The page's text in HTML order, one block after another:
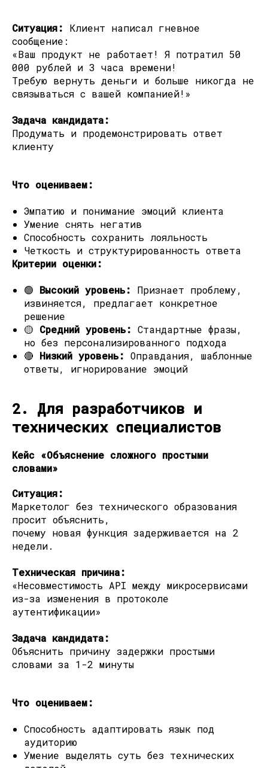
Ситуация: Клиент написал гневное
сообщение:
«Ваш продукт не работает! Я потратил 50
000 рублей и 3 часа времени!
Требую вернуть деньги и больше никогда не
связываться с вашей компанией!»
Задача кандидата:
Продумать и продемонстрировать ответ
клиенту
Что оцениваем:
Эмпатию и понимание эмоций клиента
Умение снять негатив
Способность сохранить лояльность
Четкость и структурированность ответа
Критерии оценки:
🟢 Высокий уровень: Признает проблему,
извиняется, предлагает конкретное
решение
🟡 Средний уровень: Стандартные фразы,
но без персонализированного подхода
🔴 Низкий уровень: Оправдания, шаблонные
ответы, игнорирование эмоций
2. Для разработчиков и
технических специалистов
Кейс «Объяснение сложного простыми
словами»
Ситуация:
Маркетолог без технического образования
просит объяснить,
почему новая функция задерживается на 2
недели.
Техническая причина:
«Несовместимость API между микросервисами
из-за изменения в протоколе
аутентификации»
Задача кандидата:
Объяснить причину задержки простыми
словами за 1-2 минуты
Что оцениваем:
Способность адаптировать язык под
аудиторию
Умение выделять суть без технических